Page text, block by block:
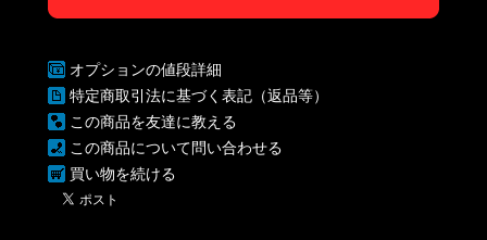
オプションの値段詳細
特定商取引法に基づく表記（返品等）
この商品を友達に教える
この商品について問い合わせる
買い物を続ける